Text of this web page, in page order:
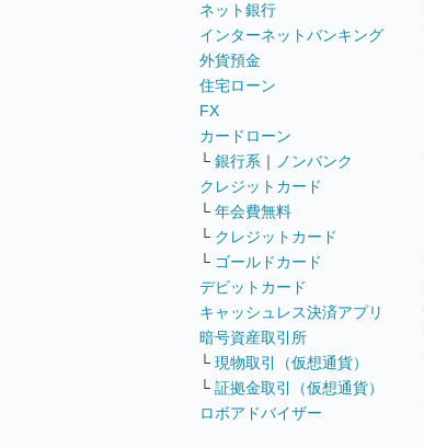
ネット銀行
インターネットバンキング
外貨預金
住宅ローン
FX
カードローン
└ 銀行系 ｜
ノンバンク
クレジットカード
└ 年会費無料
└ クレジットカード
└ ゴールドカード
デビットカード
キャッシュレス決済アプリ
暗号資産取引所
└ 現物取引（仮想通貨）
└ 証拠金取引（仮想通貨）
ロボアドバイザー